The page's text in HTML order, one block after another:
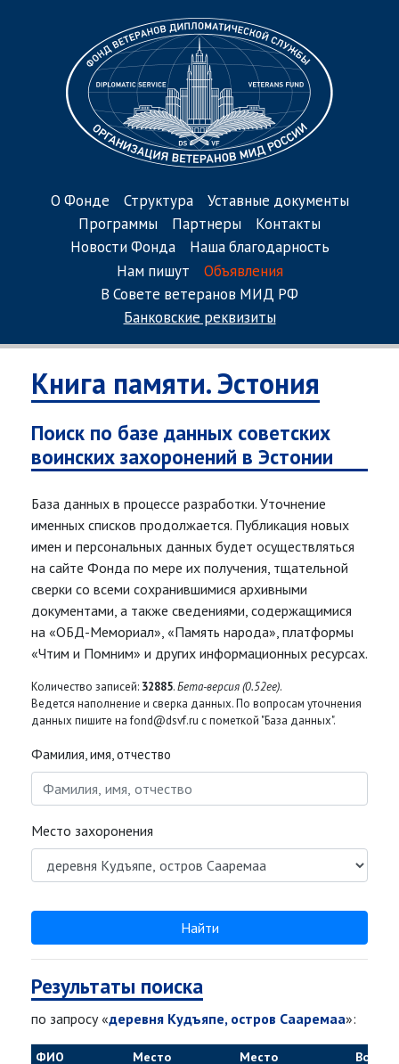
О Фонде Структура
Уставные документы
Программы
Партнеры
Контакты
Новости Фонда
Наша благодарность
Нам пишут
Объявления
В Совете ветеранов МИД РФ
Банковские реквизиты
Книга памяти. Эстония
Поиск по базе данных советских
воинских захоронений в Эстонии
База данных в процессе разработки. Уточнение
именных списков продолжается. Публикация новых
имен и персональных данных будет осуществляться
на сайте Фонда по мере их получения, тщательной
сверки со всеми сохранившимися архивными
документами, а также сведениями, содержащимися
на «ОБД-Мемориал», «Память народа», платформы
«Чтим и Помним» и других информационных ресурсах.
Количество записей: 32885.Бета-версия (0.52ee).
Ведется наполнение и сверка данных. По вопросам уточнения
данных пишите на fond@dsvf.ru с пометкой "База данных".
Фамилия, имя, отчество
Место захоронения
Найти
Результаты поиска
по запросу «деревня Кудъяпе, остров Сааремаа»:
ФИО
Место
Место